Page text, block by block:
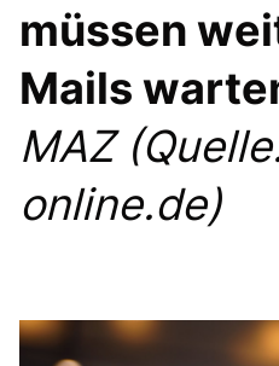
MEIN
MEIN
müssen
Mails
MAZ
online.de)